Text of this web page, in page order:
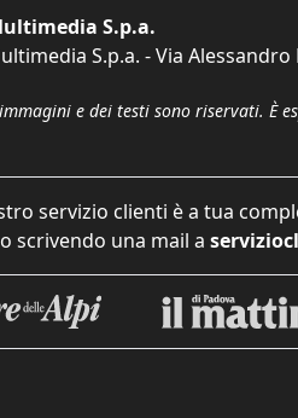
S.p.a.
S.p.a. - Via Alessandro
e dei testi sono riservati. È
servizio clienti è a tua
o scrivendo una mail a